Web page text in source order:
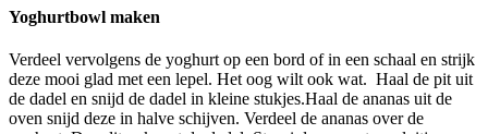
Yoghurtbowl maken
Verdeel vervolgens de yoghurt op een bord of in een schaal en strijk
deze mooi glad met een lepel. Het oog wilt ook wat. Haal de pit uit
de dadel en snijd de dadel in kleine stukjes.Haal de ananas uit de
oven snijd deze in halve schijven. Verdeel de ananas over de